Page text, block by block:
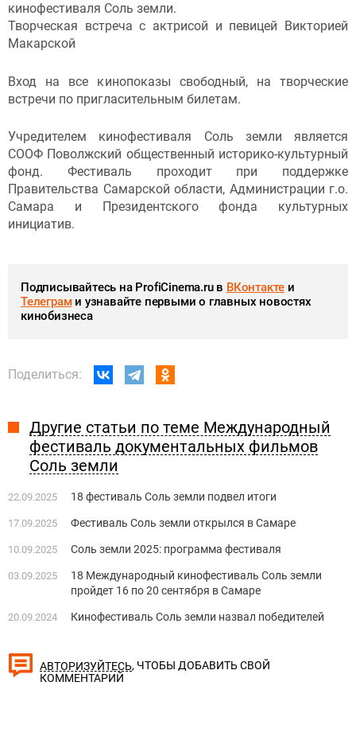
кинофестиваля Соль земли.
Творческая встреча с актрисой и певицей Викторией
Макарской
Вход на все кинопоказы свободный, на творческие
встречи по пригласительным билетам.
Учредителем кинофестиваля Соль земли является
СООФ Поволжский общественный историко-культурный
фонд. Фестиваль проходит при поддержке
Правительства Самарской области, Администрации г.о.
Самара и Президентского фонда культурных
инициатив.
Подписывайтесь на ProfiCinema.ru в ВКонтакте и
Телеграми узнавайте первыми о главных новостях
кинобизнеса
Поделиться:
Другие статьи по теме Международный
фестиваль документальных фильмов
Соль земли
22.09.2025 18 фестиваль Соль земли подвел итоги
17.09.2025 Фестиваль Соль земли открылся в Самаре
10.09.2025 Соль земли 2025: программа фестиваля
03.09.2025
18 Международный кинофестиваль Соль земли
пройдет 16 по 20 сентября в Самаре
20.09.2024 Кинофестиваль Соль земли назвал победителей
АВТОРИЗУЙТЕСЬ, ЧТОБЫ ДОБАВИТЬ СВОЙ
КОММЕНТАРИЙ